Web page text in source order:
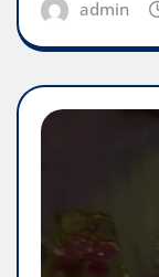
admin